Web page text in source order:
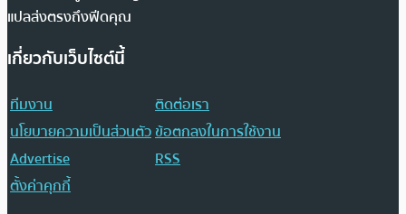
แปลส่งตรงถึงฟีดคุณ
เกี่ยวกับเว็บไซต์นี้
ทีมงาน
ติดต่อเรา
นโยบายความเป็นส่วนตัวข้อตกลงในการใช้งาน
Advertise
RSS
ตั้งค่าคุกกี้